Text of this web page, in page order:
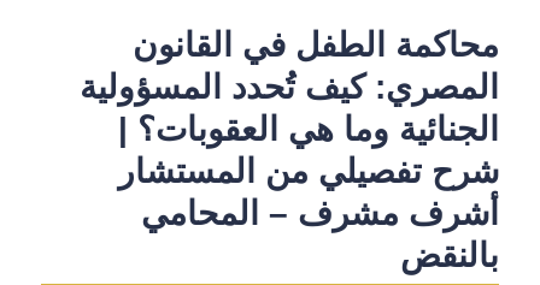
محاكمة الطفل في القانون
المصري: كيف تُحدد المسؤولية
الجنائية وما هي العقوبات؟ |
شرح تفصيلي من المستشار
أشرف مشرف – المحامي
بالنقض